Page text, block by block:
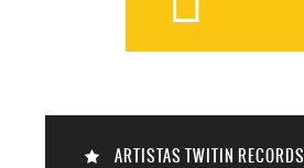

ARTISTAS TWITIN RECORDS